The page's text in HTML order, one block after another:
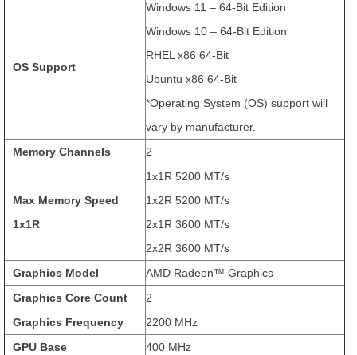
OS Support
Windows 11 – 64-Bit Edition
Windows 10 – 64-Bit Edition
RHEL x86 64-Bit
Ubuntu x86 64-Bit
*Operating System (OS) support will
vary by manufacturer.
Memory Channels
2
Max Memory Speed
1x1R
1x1R 5200 MT/s
1x2R 5200 MT/s
2x1R 3600 MT/s
2x2R 3600 MT/s
Graphics Model
AMD Radeon™ Graphics
Graphics Core Count
2
Graphics Frequency
2200 MHz
GPU Base
400 MHz